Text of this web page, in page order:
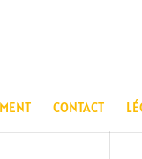
CONTACT